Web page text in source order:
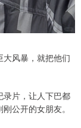
风暴，就把他们
录片，让人下巴都
公开的女朋友。